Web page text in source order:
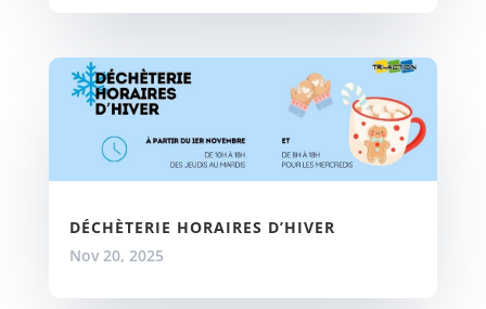
DÉCHÈTERIE HORAIRES D’HIVER
Nov 20, 2025